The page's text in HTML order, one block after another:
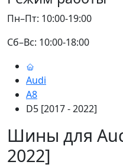
Пн–Пт: 10:00-19:00
Сб–Вс: 10:00-18:00
Audi
A8
D5 [2017 - 2022]
Шины для
2022]